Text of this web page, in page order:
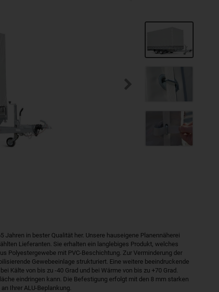
in bester Qualität her. Unsere hauseigene Planennäherei
Lieferanten. Sie erhalten ein langlebiges Produkt, welches
Polyestergewebe mit PVC-Beschichtung. Zur Verminderung der
Gewebeeinlage strukturiert. Eine weitere beeindruckende
Kälte von bis zu -40 Grad und bei Wärme von bis zu +70 Grad.
eindringen kann. Die Befestigung erfolgt mit den 8 mm starken
Ihrer ALU-Beplankung.